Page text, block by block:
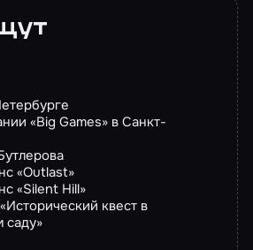
«Big Games» в Санкт-
«Outlast»
«Silent Hill»
квест в
саду»